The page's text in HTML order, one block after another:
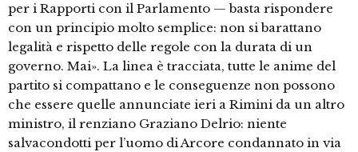
per i Rapporti con il Parlamento — basta rispondere
con un principio molto semplice: non si barattano
legalità e rispetto delle regole con la durata di un
governo. Mai». La linea è tracciata, tutte le anime del
partito si compattano e le conseguenze non possono
che essere quelle annunciate ieri a Rimini da un altro
ministro, il renziano Graziano Delrio: niente
salvacondotti per l’uomo di Arcore condannato in via